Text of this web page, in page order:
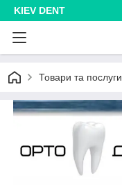
KIEV DENT
Товари та послуги